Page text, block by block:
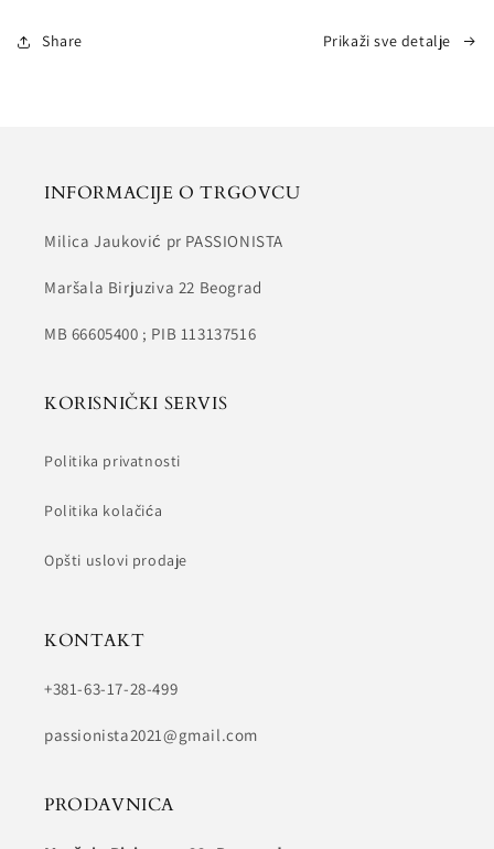
Share Prikaži sve detalje
INFORMACIJE O TRGOVCU
Milica Jauković pr PASSIONISTA
Maršala Birjuziva 22 Beograd
MB 66605400 ; PIB 113137516
KORISNIČKI SERVIS
Politika privatnosti
Politika kolačića
Opšti uslovi prodaje
KONTAKT
+381-63-17-28-499
passionista2021@gmail.com
PRODAVNICA